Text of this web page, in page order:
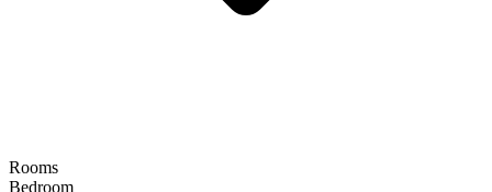
Rooms
Bedroom